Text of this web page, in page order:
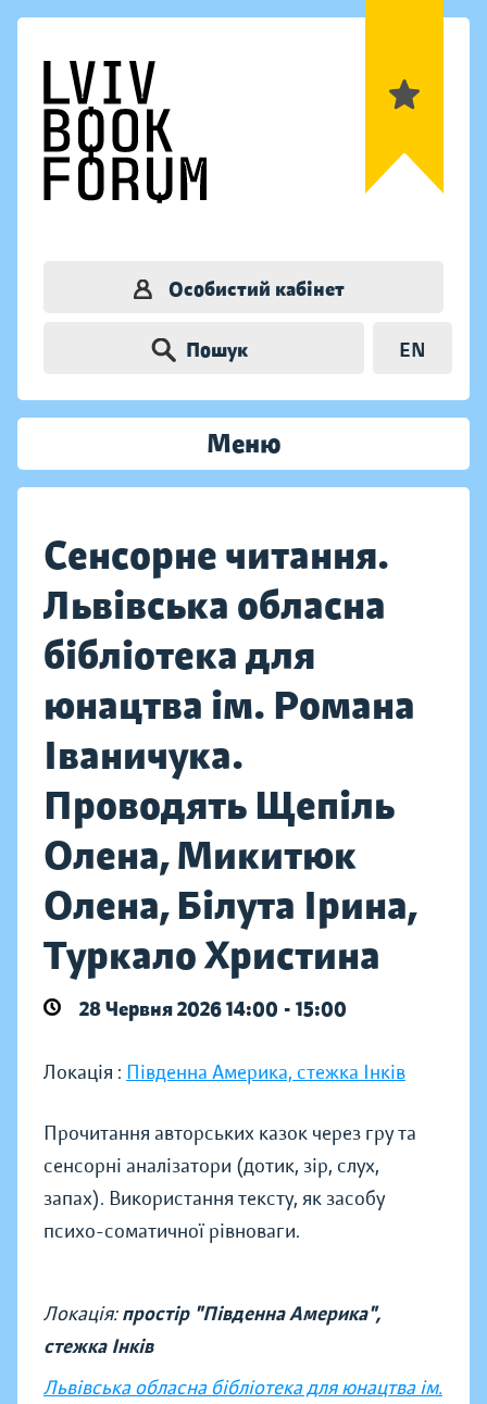
Особистий кабінет
Пошук EN
Меню
Сенсорне читання.
Львівська обласна
бібліотека для
юнацтва ім. Романа
Іваничука.
Проводять Щепіль
Олена, Микитюк
Олена, Білута Ірина,
Туркало Христина
28 Червня 2026 14:00 - 15:00
Локація : Південна Америка, стежка Інків
Прочитання авторських казок через гру та
сенсорні аналізатори (дотик, зір, слух,
запах). Використання тексту, як засобу
психо-соматичної рівноваги.
Локація:простір "Південна Америка",
стежка Інків
Львівська обласна бібліотека для юнацтва ім.